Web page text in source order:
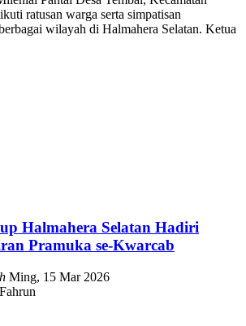
ratusan warga serta simpatisan
wilayah di Halmahera Selatan. Ketua
Halmahera Selatan Hadiri
Pramuka se-Kwarcab
Ming, 15 Mar 2026
Fahrun